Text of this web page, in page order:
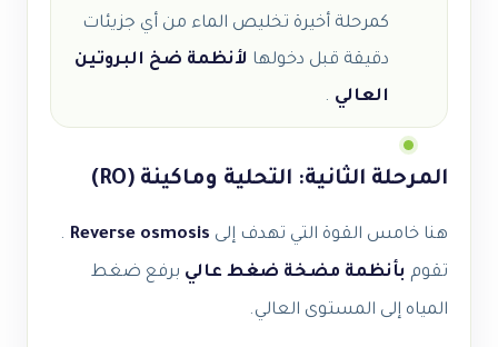
كمرحلة أخيرة تخليص الماء من أي جزيئات
دقيقة قبل دخولها لأنظمة ضخ البروتين
العالي .
المرحلة الثانية: التحلية وماكينة (RO)
هنا خامس القوة التي تهدف إلى Reverse osmosis
.
تقوم بأنظمة مضخة ضغط عالي برفع ضغط
المياه إلى المستوى العالي.